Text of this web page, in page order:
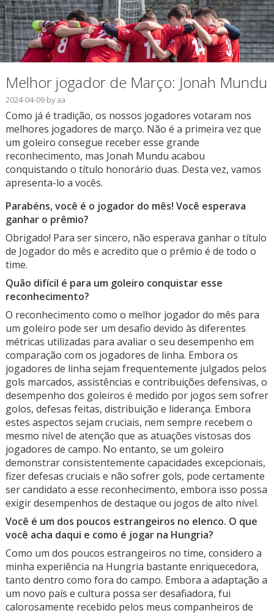
Melhor jogador de Março: Jonah Mundu
2024-04-09byaa
Como já é tradição, os nossos jogadores votaram nos
melhores jogadores de março. Não é a primeira vez que
um goleiro consegue receber esse grande
reconhecimento, mas Jonah Mundu acabou
conquistando o título honorário duas. Desta vez, vamos
apresenta-lo a vocês.
Parabéns, você é o jogador do mês! Você esperava
ganhar o prêmio?
Obrigado! Para ser sincero, não esperava ganhar o título
de Jogador do mês e acredito que o prêmio é de todo o
time.
Quão difícil é para um goleiro conquistar esse
reconhecimento?
O reconhecimento como o melhor jogador do mês para
um goleiro pode ser um desafio devido às diferentes
métricas utilizadas para avaliar o seu desempenho em
comparação com os jogadores de linha. Embora os
jogadores de linha sejam frequentemente julgados pelos
gols marcados, assistências e contribuições defensivas, o
desempenho dos goleiros é medido por jogos sem sofrer
golos, defesas feitas, distribuição e liderança. Embora
estes aspectos sejam cruciais, nem sempre recebem o
mesmo nível de atenção que as atuações vistosas dos
jogadores de campo. No entanto, se um goleiro
demonstrar consistentemente capacidades excepcionais,
fizer defesas cruciais e não sofrer gols, pode certamente
ser candidato a esse reconhecimento, embora isso possa
exigir desempenhos de destaque ou jogos de alto nível.
Você é um dos poucos estrangeiros no elenco. O que
você acha daqui e como é jogar na Hungria?
Como um dos poucos estrangeiros no time, considero a
minha experiência na Hungria bastante enriquecedora,
tanto dentro como fora do campo. Embora a adaptação a
um novo país e cultura possa ser desafiadora, fui
calorosamente recebido pelos meus companheiros de